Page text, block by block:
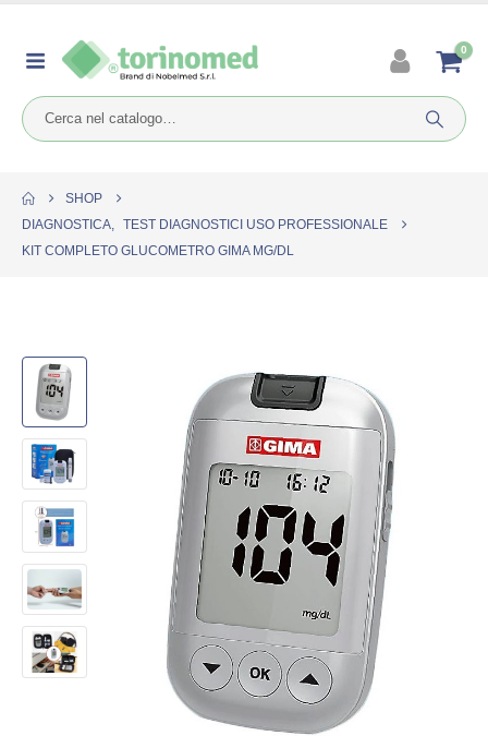
0
SHOP
DIAGNOSTICA, TEST DIAGNOSTICI USO PROFESSIONALE
KIT COMPLETO GLUCOMETRO GIMA MG/DL